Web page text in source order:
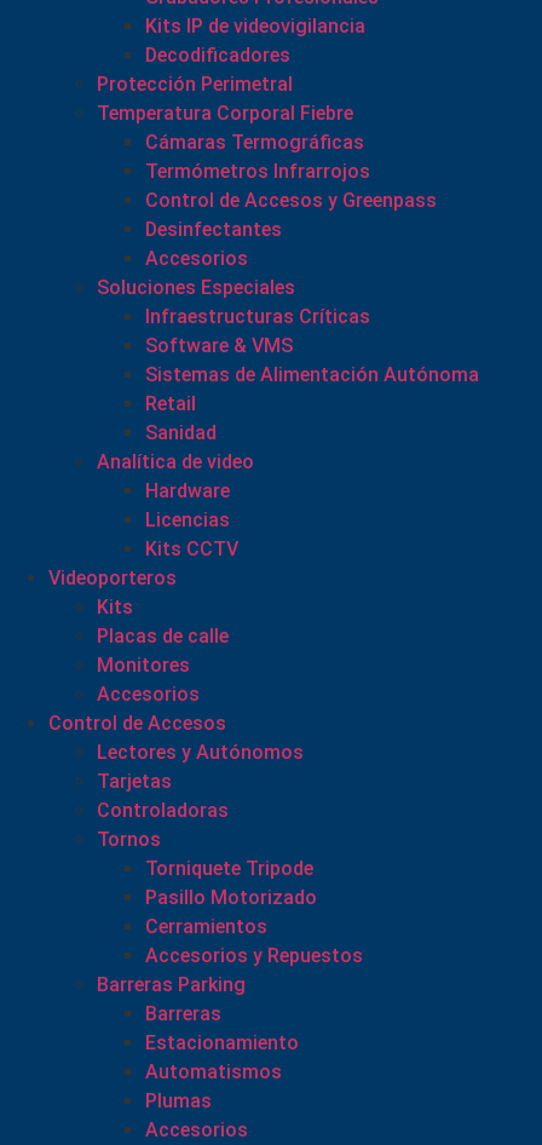
Kits IP de videovigilancia
Decodificadores
Protección Perimetral
Temperatura Corporal Fiebre
Cámaras Termográficas
Termómetros Infrarrojos
Control de Accesos y Greenpass
Desinfectantes
Accesorios
Soluciones Especiales
Infraestructuras Críticas
Software & VMS
Sistemas de Alimentación Autónoma
Retail
Sanidad
Analítica de video
Hardware
Licencias
Kits CCTV
Videoporteros
Kits
Placas de calle
Monitores
Accesorios
Control de Accesos
Lectores y Autónomos
Tarjetas
Controladoras
Tornos
Torniquete Tripode
Pasillo Motorizado
Cerramientos
Accesorios y Repuestos
Barreras Parking
Barreras
Estacionamiento
Automatismos
Plumas
Accesorios